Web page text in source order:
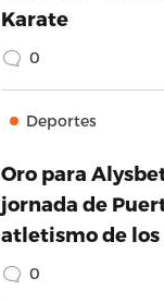
Karate
0
Deportes
Oro para
jornada de
atletismo de los
0